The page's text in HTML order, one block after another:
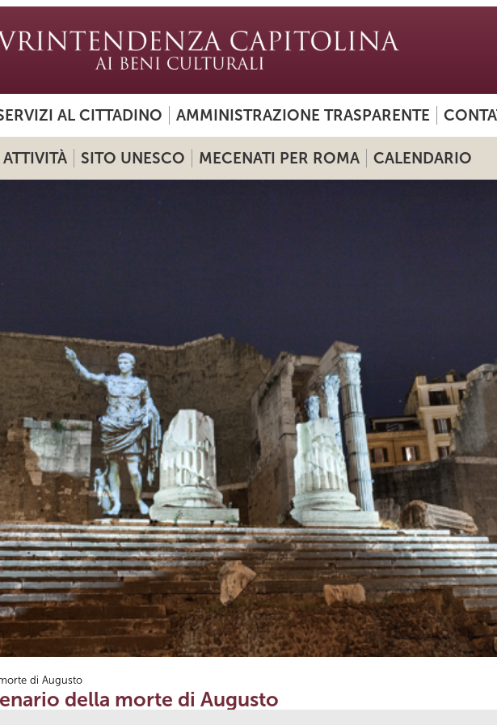
AL CITTADINO AMMINISTRAZIONE TRASPARENTE
ATTIVITÀ SITO UNESCO MECENATI PER ROMA CALENDARIO
di Augusto
della morte di Augusto